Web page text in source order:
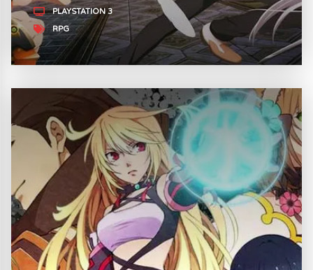
PLAYSTATION 3
RPG